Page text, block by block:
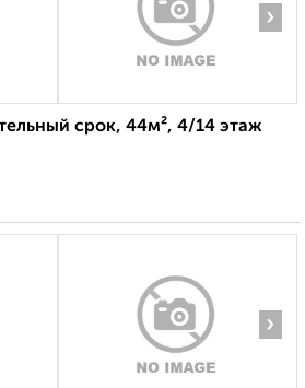
›
срок, 44м², 4/14 этаж
›